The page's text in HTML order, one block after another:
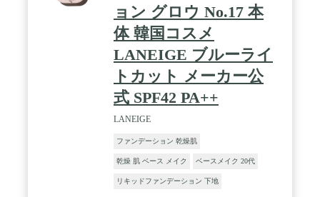
ョン グロウ No.17 本
体 韓国コスメ
LANEIGE ブルーライ
トカット メーカー公
式 SPF42 PA++
LANEIGE
ファンデーション 乾燥肌
乾燥 肌 ベース メイク ベースメイク 20代
リキッドファンデーション 下地